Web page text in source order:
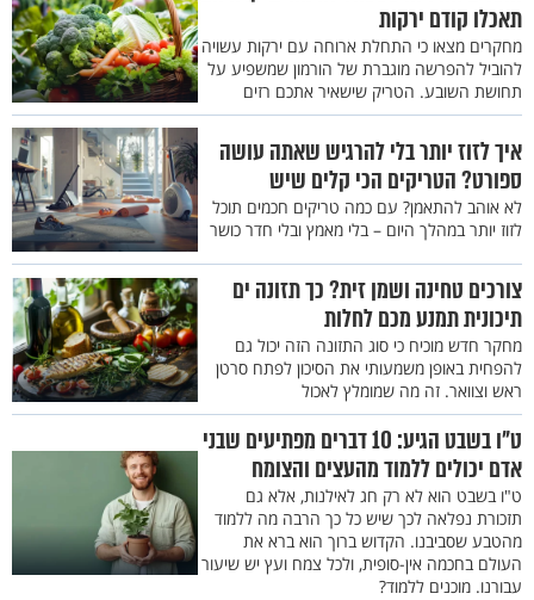
תאכלו קודם ירקות
מחקרים מצאו כי התחלת ארוחה עם ירקות עשויה
להוביל להפרשה מוגברת של הורמון שמשפיע על
תחושת השובע. הטריק שישאיר אתכם רזים
איך לזוז יותר בלי להרגיש שאתה עושה
ספורט? הטריקים הכי קלים שיש
לא אוהב להתאמן? עם כמה טריקים חכמים תוכל
לזוז יותר במהלך היום – בלי מאמץ ובלי חדר כושר
צורכים טחינה ושמן זית? כך תזונה ים
תיכונית תמנע מכם לחלות
מחקר חדש מוכיח כי סוג התזונה הזה יכול גם
להפחית באופן משמעותי את הסיכון לפתח סרטן
ראש וצוואר. זה מה שמומלץ לאכול
ט"ו בשבט הגיע: 10 דברים מפתיעים שבני
אדם יכולים ללמוד מהעצים והצומח
ט"ו בשבט הוא לא רק חג לאילנות, אלא גם
תזכורת נפלאה לכך שיש כל כך הרבה מה ללמוד
מהטבע שסביבנו. הקדוש ברוך הוא ברא את
העולם בחכמה אין-סופית, ולכל צמח ועץ יש שיעור
עבורנו. מוכנים ללמוד?